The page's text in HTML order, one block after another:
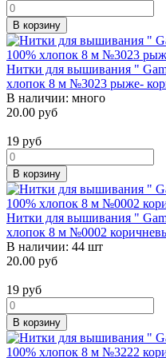
В корзину
Нитки для вышивания "
хлопок 8 м №3023 рыже-
В наличии: много
20.00 руб
19 руб
В корзину
Нитки для вышивания "
хлопок 8 м №0002
В наличии: 44 шт
20.00 руб
19 руб
В корзину